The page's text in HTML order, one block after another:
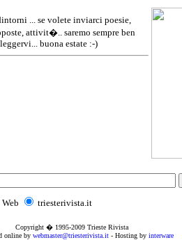
... se volete inviarci poesie,
attivit�.. saremo sempre ben
buona estate :-)
Web triesterivista.it
Copyright � 1995-2009 Trieste Rivista
online by webmaster@triesterivista.it- Hosting by interware